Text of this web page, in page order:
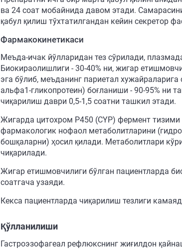
ва 24 соат мобайнида давом этади.
қабул қилиш тўхтатилгандан кейин секретор
Фармакокинетикаси
Меъда-ичак йўлларидан тез сўрилади,
Биокираолишлиги - 30-40% ни, жигар
эга бўлиб, меъданинг париетал
альфа1-гликопротеин) боғланиши - 90-95% ни
чиқарилиш даври 0,5-1,5 соатни ташкил этади.
Жигарда цитохром Р450 (CYP) фермент
фармакологик нофаол метаболитларини
бошқаларни) ҳосил қилади. Метаболитлари
чиқарилади.
Жигар етишмовчилиги бўлган пациентларда
соатгача узаяди.
Кекса пациентларда чиқарилиш тезлиги
Қўлланилиши
Гастроэзофагеал рефлюкснинг жиғилдон